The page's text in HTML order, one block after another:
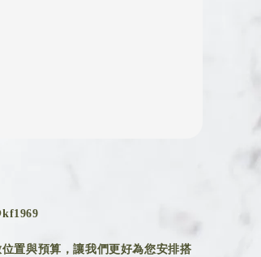
置與預算，讓我們更好為您安排搭